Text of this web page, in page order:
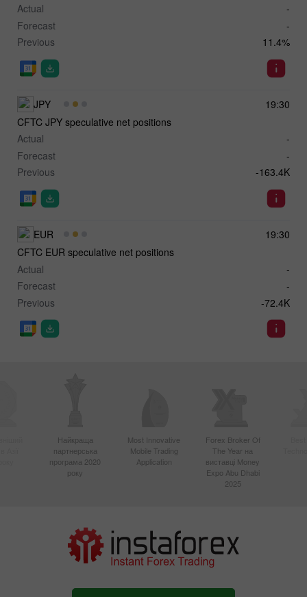
Actual
-
Forecast
-
Previous
11.4%
19:30
JPY
CFTC JPY speculative net positions
Actual
-
Forecast
-
Previous
-163.4K
19:30
EUR
CFTC EUR speculative net positions
Actual
-
Forecast
-
Previous
-72.4K
Найкраща
партнерська
програма 2020
року
Most Innovative
Mobile Trading
Application
Forex Broker Of
The Year на
виставці Money
Expo Abu Dhabi
2025